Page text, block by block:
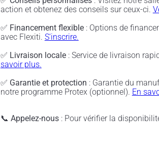
action et obtenez des conseils sur ceux-ci.
✅ Financement flexible: Options de
avec Flexiti. S'inscrire.
✅ Livraison locale: Service de livraison
savoir plus.
✅ Garantie et protection : Garantie du
notre programme Protex (optionnel). En
📞 Appelez-nous: Pour vérifier la